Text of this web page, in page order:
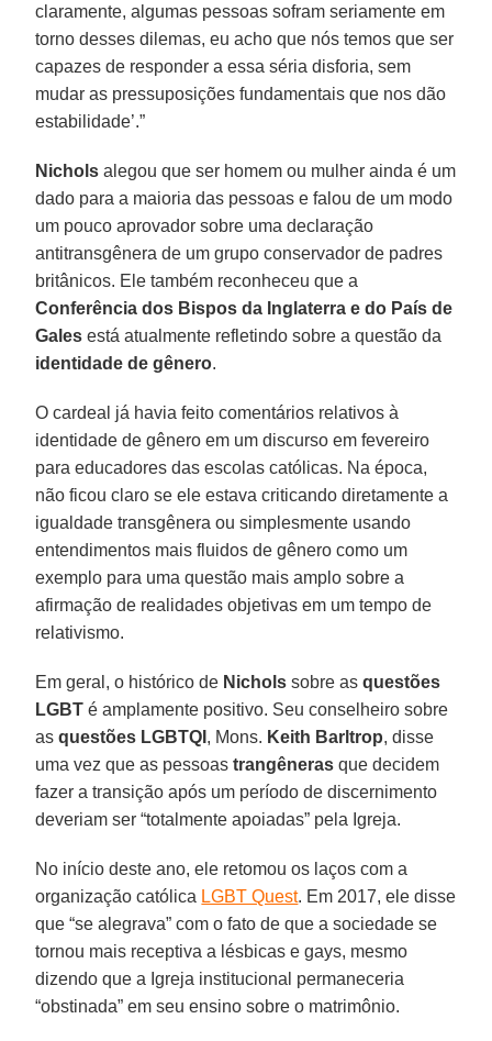
claramente, algumas pessoas sofram seriamente em
torno desses dilemas, eu acho que nós temos que ser
capazes de responder a essa séria disforia, sem
mudar as pressuposições fundamentais que nos dão
estabilidade’.”
Nichols alegou que ser homem ou mulher ainda é um
dado para a maioria das pessoas e falou de um modo
um pouco aprovador sobre uma declaração
antitransgênera de um grupo conservador de padres
britânicos. Ele também reconheceu que a
Conferência dos Bispos da Inglaterra e do País de
Gales está atualmente refletindo sobre a questão da
identidade de gênero.
O cardeal já havia feito comentários relativos à
identidade de gênero em um discurso em fevereiro
para educadores das escolas católicas. Na época,
não ficou claro se ele estava criticando diretamente a
igualdade transgênera ou simplesmente usando
entendimentos mais fluidos de gênero como um
exemplo para uma questão mais amplo sobre a
afirmação de realidades objetivas em um tempo de
relativismo.
Em geral, o histórico de Nichols sobre asquestões
LGBT é amplamente positivo. Seu conselheiro sobre
as questões LGBTQI , Mons. Keith Barltrop, disse
uma vez que as pessoastrangêneras que decidem
fazer a transição após um período de discernimento
deveriam ser “totalmente apoiadas” pela Igreja.
No início deste ano, ele retomou os laços com a
organização católica LGBT Quest. Em 2017, ele disse
que “se alegrava” com o fato de que a sociedade se
tornou mais receptiva a lésbicas e gays, mesmo
dizendo que a Igreja institucional permaneceria
“obstinada” em seu ensino sobre o matrimônio.